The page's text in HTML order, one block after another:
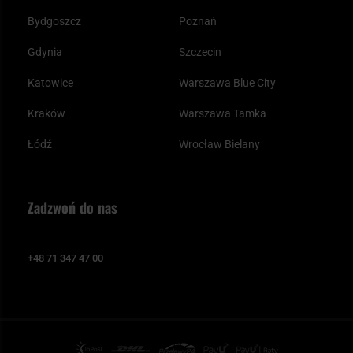
Bydgoszcz
Gdynia
Katowice
Kraków
Łódź
Poznań
Szczecin
Warszawa Blue City
Warszawa Tamka
Wrocław Bielany
Zadzwoń do nas
+48 71 347 47 00